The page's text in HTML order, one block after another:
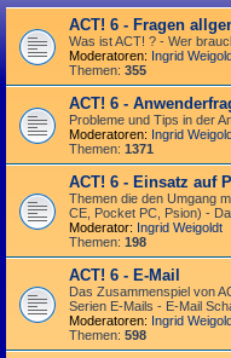
ACT! 6 - Fragen
Was ist ACT! ? - Wer
Moderatoren: Ingrid
Themen: 355
ACT! 6 -
Probleme und Tips in der
Moderatoren: Ingrid
Themen: 1371
ACT! 6 - Einsatz auf
Themen die den Umgang
CE, Pocket PC, Psion) -
Moderator: Ingrid Weigoldt
Themen: 198
ACT! 6 - E-Mail
Das Zusammen­spiel von
Serien E-Mails - E-Mail
Moderatoren: Ingrid
Themen: 598